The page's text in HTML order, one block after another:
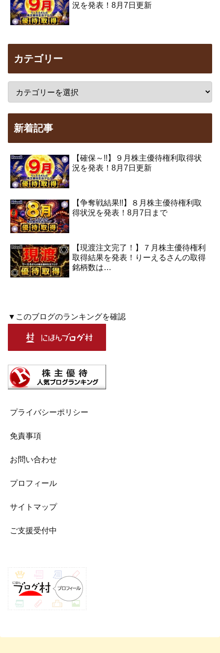
況を発表！8月7日更新
カテゴリー
新着記事
【確保～!!】９月株主優待権利取得状
況を発表！8月7日更新
【争奪戦結果!!】８月株主優待権利取
得状況を発表！8月7日まで
【現渡注文完了！】７月株主優待権利
取得結果を発表！りーえるさんの取得
銘柄数は…
▼このブログのランキングを確認
プライバシーポリシー
免責事項
お問い合わせ
プロフィール
サイトマップ
ご支援受付中